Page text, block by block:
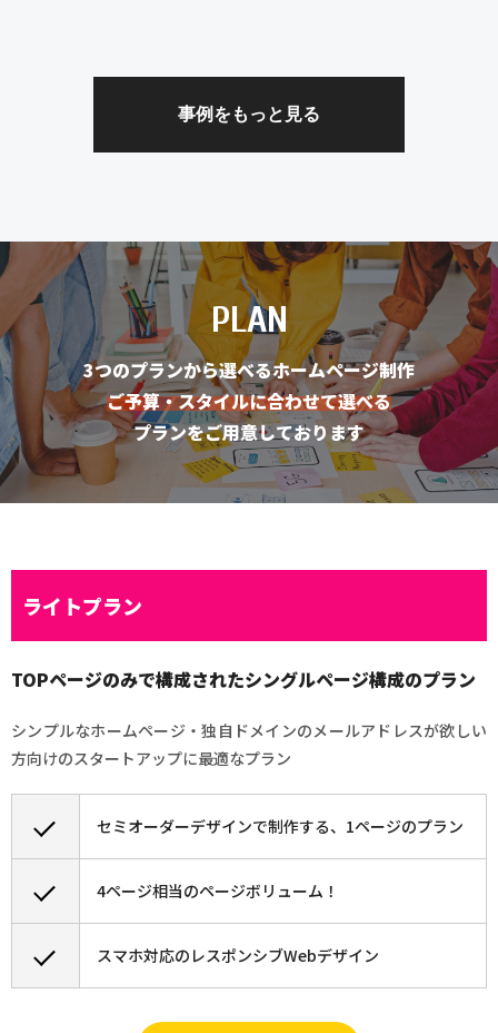
事例をもっと見る
PLAN
3つのプランから選べるホームページ制作
ご予算・スタイルに合わせて選べる
プランをご用意しております
ライトプラン
TOPページのみで構成されたシングルページ構成のプラン
シンプルなホームページ・独自ドメインのメールアドレスが欲しい
方向けのスタートアップに最適なプラン
セミオーダーデザインで制作する、1ページのプラン
4ページ相当のページボリューム！
スマホ対応のレスポンシブWebデザイン